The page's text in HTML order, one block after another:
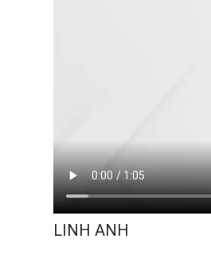
LINH ANH